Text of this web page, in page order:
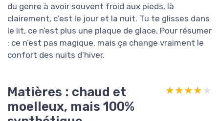
du genre à avoir souvent froid aux pieds, là
clairement, c’est le jour et la nuit. Tu te glisses dans
le lit, ce n’est plus une plaque de glace. Pour résumer
: ce n’est pas magique, mais ça change vraiment le
confort des nuits d’hiver.
Matières : chaud et
moelleux, mais 100%
★★★★★
★★★★★